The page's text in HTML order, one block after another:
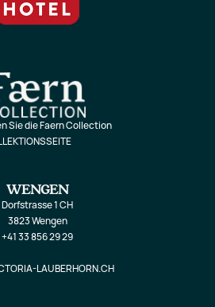
Sie die Faern Collection
WENGEN
Dorfstrasse 1 CH
3823 Wengen
+41 33 856 29 29
LAUBERHORN.CH